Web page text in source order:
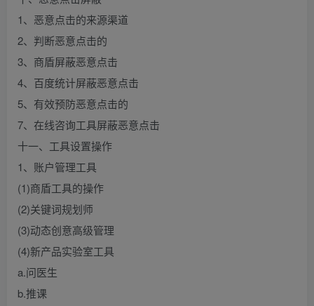
1、恶意点击的来源渠道
2、判断恶意点击的
3、商盾屏蔽恶意点击
4、百度统计屏蔽恶意点击
5、有效预防恶意点击的
7、在线咨询工具屏蔽恶意点击
十一、工具设置操作
1、账户管理工具
(1)商盾工具的操作
(2)关键词规划师
(3)动态创意高级管理
(4)新产品实验室工具
a.问医生
b.推课